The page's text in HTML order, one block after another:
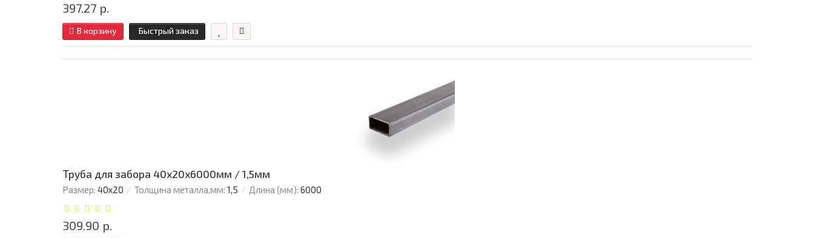
397.27 р.
В корзину Быстрый заказ
Труба для забора 40х20x6000мм / 1,5мм
Размер: 40х20 Толщина металла,мм: 1,5 Длина (мм): 6000
309.90 р.